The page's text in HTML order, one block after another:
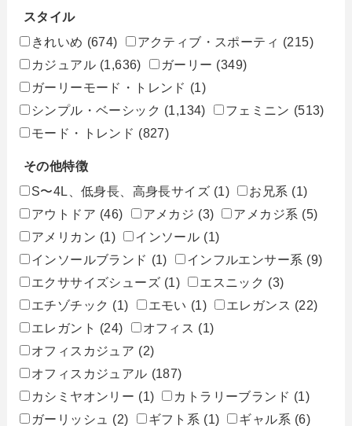
スタイル
きれいめ (674) アクティブ・スポーティ (215)
カジュアル (1,636) ガーリー (349)
ガーリーモード・トレンド (1)
シンプル・ベーシック (1,134) フェミニン (513)
モード・トレンド (827)
その他特徴
S〜4L、低身長、高身長サイズ (1) お兄系 (1)
アウトドア (46) アメカジ (3) アメカジ系 (5)
アメリカン (1) インソール (1)
インソールブランド (1) インフルエンサー系 (9)
エクササイズシューズ (1) エスニック (3)
エチゾチック (1) エモい (1) エレガンス (22)
エレガント (24) オフィス (1)
オフィスカジュア (2)
オフィスカジュアル (187)
カシミヤオンリー (1) カトラリーブランド (1)
ガーリッシュ
(2) ギフト系 (1) ギャル系 (6)